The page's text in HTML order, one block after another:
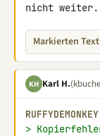
nicht weiter.
Markierten
KH Karl H.
>